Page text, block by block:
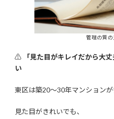
管理の質の
⚠
「見た目がキレイだから大
い
東区は築20〜30年マンションが
見た目がきれいでも、